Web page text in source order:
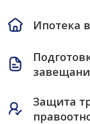
Ипотека
Защита